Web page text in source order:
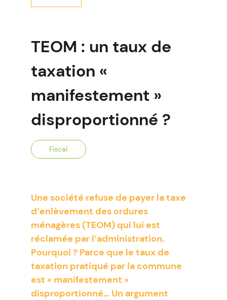
TEOM : un taux de
taxation «
manifestement »
disproportionné ?
Fiscal
Une société refuse de payer la taxe
d’enlèvement des ordures
ménagères (TEOM) qui lui est
réclamée par l’administration.
Pourquoi ? Parce que le taux de
taxation pratiqué par la commune
est « manifestement »
disproportionné… Un argument